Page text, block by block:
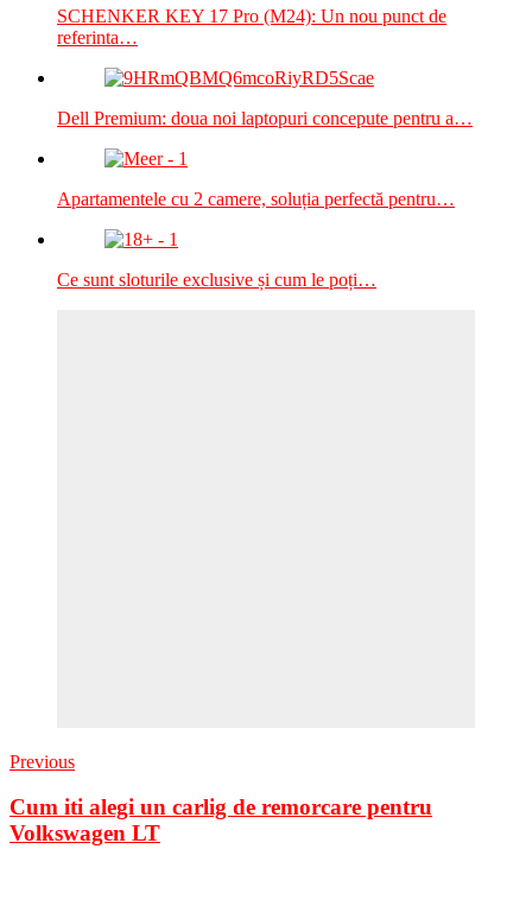
SCHENKER KEY 17 Pro (M24): Un nou punct de
referinta…
Dell Premium: doua noi laptopuri concepute pentru a…
Apartamentele cu 2 camere, soluția perfectă pentru…
Ce sunt sloturile exclusive și cum le poți…
Previous
Cum iti alegi un carlig de remorcare pentru
Volkswagen LT